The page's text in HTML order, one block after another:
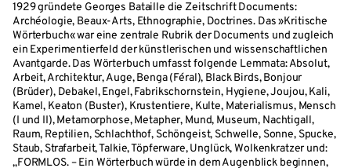
1929 gründete Georges Bataille die Zeitschrift Documents:
Archéologie, Beaux-Arts, Ethnographie, Doctrines. Das »Kritische
Wörterbuch« war eine zentrale Rubrik der Documents und zugleich
ein Experimentierfeld der künstlerischen und wissenschaftlichen
Avantgarde. Das Wörterbuch umfasst folgende Lemmata: Absolut,
Arbeit, Architektur, Auge, Benga (Féral), Black Birds, Bonjour
(Brüder), Debakel, Engel, Fabrikschornstein, Hygiene, Joujou, Kali,
Kamel, Keaton (Buster), Krustentiere, Kulte, Materialismus, Mensch
(I und II), Metamorphose, Metapher, Mund, Museum, Nachtigall,
Raum, Reptilien, Schlachthof, Schöngeist, Schwelle, Sonne, Spucke,
Staub, Strafarbeit, Talkie, Töpferware, Unglück, Wolkenkratzer und:
„FORMLOS. – Ein Wörterbuch würde in dem Augenblick beginnen,